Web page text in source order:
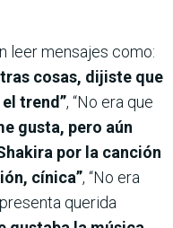
leer mensajes como:
cosas, dijiste que
trend”, “No era que
gusta, pero aún
por la canción
cínica”, “No era
querida